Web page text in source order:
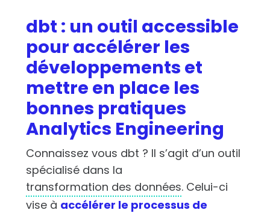
dbt : un outil accessible
pour accélérer les
développements et
mettre en place les
bonnes pratiques
Analytics Engineering
Connaissez vous dbt ? Il s’agit d’un outil
spécialisé dans la
transformation des données. Celui-ci
vise à accélérer le processus de